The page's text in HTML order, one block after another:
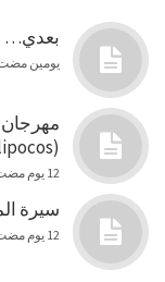
بعدي…
يومين
(Flipocos) 2026 في البرازيل
12 يوم مضت
سيرة
12 يوم مضت